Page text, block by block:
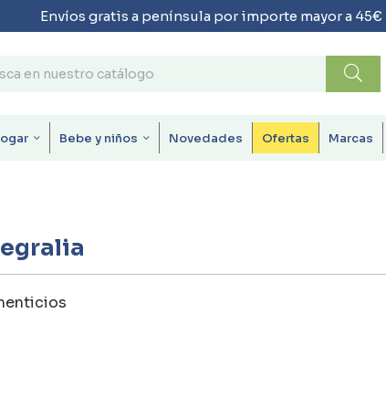
Envíos gratis a península por importe mayor a 45€
Bebe y niños Novedades Ofertas Marcas